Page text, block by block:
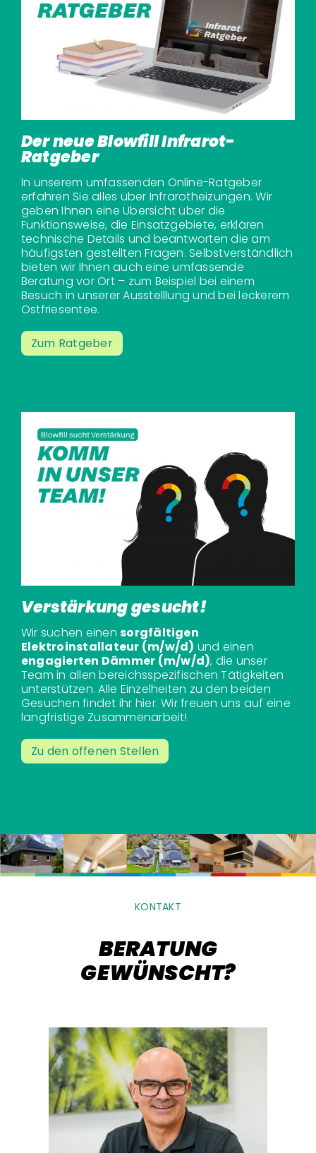
Der neue Blowfill Infrarot-
Ratgeber
In unserem umfassenden Online-Ratgeber
erfahren Sie alles über Infrarotheizungen. Wir
geben Ihnen eine Übersicht über die
Funktionsweise, die Einsatzgebiete, erklären
technische Details und beantworten die am
häufigsten gestellten Fragen. Selbstverständlich
bieten wir Ihnen auch eine umfassende
Beratung vor Ort – zum Beispiel bei einem
Besuch in unserer Ausstelllung und bei leckerem
Ostfriesentee.
Zum Ratgeber
Verstärkung gesucht!
Wir suchen einensorgfältigen
Elektroinstallateur (m/w/d) und einen
engagierten Dämmer (m/w/d), die unser
Team in allen bereichsspezifischen Tätigkeiten
unterstützen. Alle Einzelheiten zu den beiden
Gesuchen findet ihr hier. Wir freuen uns auf eine
langfristige Zusammenarbeit!
Zu den offenen Stellen
KONTAKT
BERATUNG
GEWÜNSCHT?